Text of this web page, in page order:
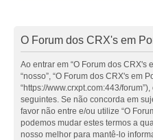
O Forum dos CRX's em
Ao entrar em “O Forum dos CRX's
“nosso”, “O Forum dos CRX's em
“https://www.crxpt.com:443/
seguintes. Se não concorda em
favor não entre e/ou utilize “O
podemos mudar estes termos a
nosso melhor para mantê-lo